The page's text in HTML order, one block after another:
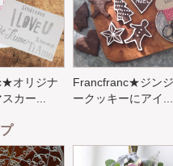
オリジナ
カー...
Francfranc★ジン
ークッキーにアイ...